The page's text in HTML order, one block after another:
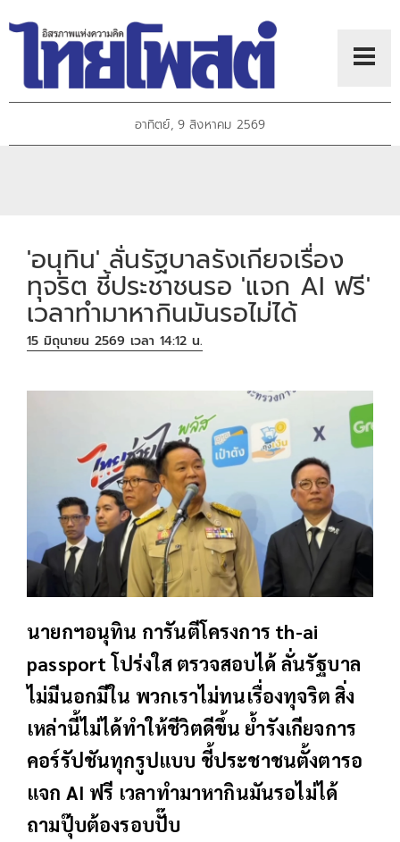
อาทิตย์, 9 สิงหาคม 2569
'อนุทิน' ลั่นรัฐบาลรังเกียจเรื่อง
ทุจริต ชี้ประชาชนรอ 'แจก AI ฟรี'
เวลาทำมาหากินมันรอไม่ได้
15 มิถุนายน 2569 เวลา 14:12 น.
นายกฯอนุทิน การันตีโครงการ th-ai
passport โปร่งใส ตรวจสอบได้ ลั่นรัฐบาล
ไม่มีนอกมีใน พวกเราไม่ทนเรื่องทุจริต สิ่ง
เหล่านี้ไม่ได้ทำให้ชีวิตดีขึ้น ย้ำรังเกียจการ
คอร์รัปชันทุกรูปแบบ ชี้ประชาชนตั้งตารอ
แจก AI ฟรี เวลาทำมาหากินมันรอไม่ได้
ถามปุ๊บต้องรอบปั๊บ